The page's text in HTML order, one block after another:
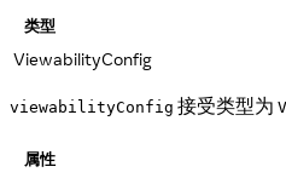
类型
ViewabilityConfig
viewabilityConfig 接受类型为
属性